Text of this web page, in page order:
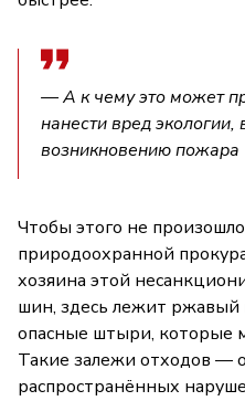
— А к чему это может
нанести вред экологии,
возникновению пожара
Чтобы этого не
природоохранной
хозяина этой
шин, здесь лежит ржавый
опасные штыри, которые
Такие залежи отходов —
распространённых